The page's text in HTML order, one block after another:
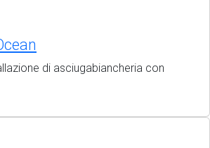
di asciugabiancheria con